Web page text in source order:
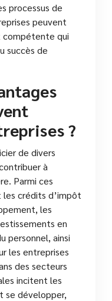
processus de
peuvent
compétente qui
succès de
?
de divers
à
Parmi ces
crédits d’impôt
les
en
personnel, ainsi
les entreprises
des secteurs
incitent les
se développer,